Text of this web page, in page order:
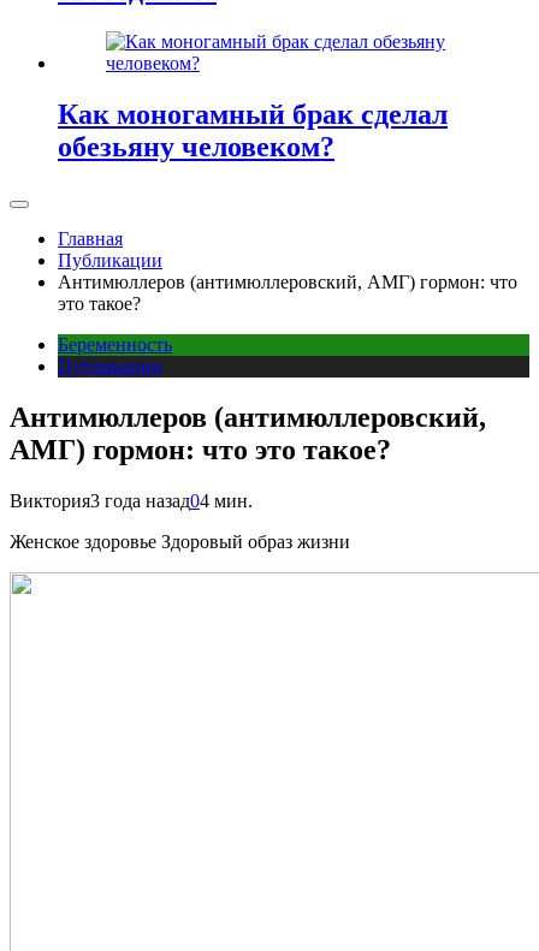
Как моногамный брак сделал
обезьяну человеком?
Главная
Публикации
Антимюллеров (антимюллеровский, АМГ) гормон: что
это такое?
Беременность
Публикации
Антимюллеров (антимюллеровский,
АМГ) гормон: что это такое?
Виктория3 года назад04 мин.
Женское здоровье Здоровый образ жизни